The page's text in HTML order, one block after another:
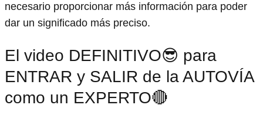
necesario proporcionar más información para poder
dar un significado más preciso.
El video DEFINITIVO😎 para
ENTRAR y SALIR de la AUTOVÍA
como un EXPERTO🔴